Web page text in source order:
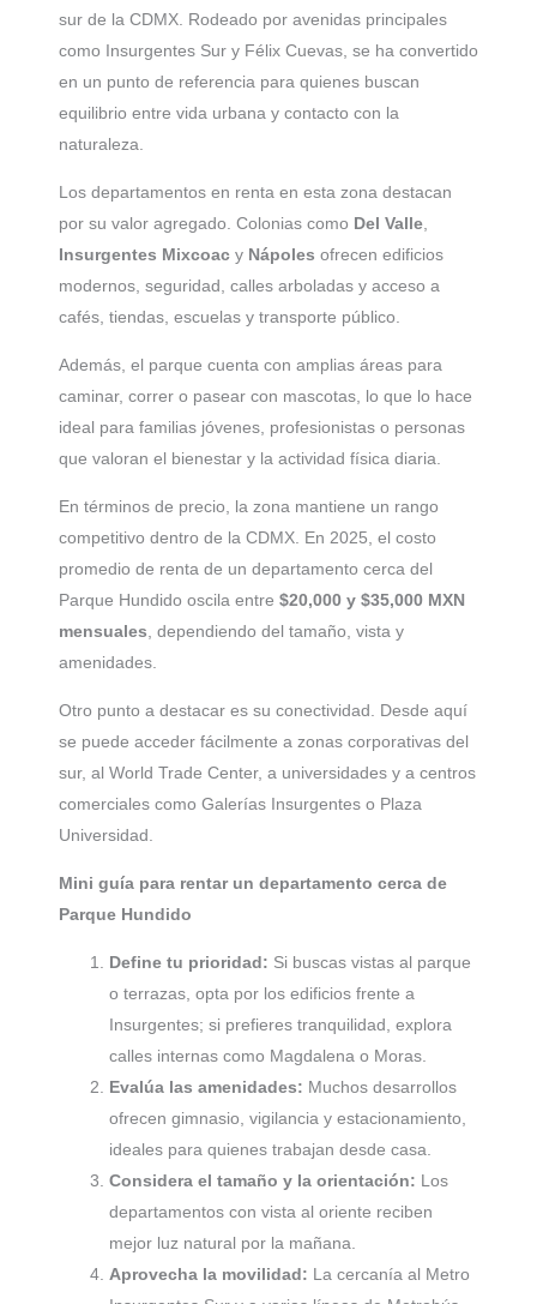
sur de la CDMX. Rodeado por avenidas principales
como Insurgentes Sur y Félix Cuevas, se ha convertido
en un punto de referencia para quienes buscan
equilibrio entre vida urbana y contacto con la
naturaleza.
Los departamentos en renta en esta zona destacan
por su valor agregado. Colonias como Del Valle,
Insurgentes Mixcoac y Nápoles ofrecen edificios
modernos, seguridad, calles arboladas y acceso a
cafés, tiendas, escuelas y transporte público.
Además, el parque cuenta con amplias áreas para
caminar, correr o pasear con mascotas, lo que lo hace
ideal para familias jóvenes, profesionistas o personas
que valoran el bienestar y la actividad física diaria.
En términos de precio, la zona mantiene un rango
competitivo dentro de la CDMX. En 2025, el costo
promedio de renta de un departamento cerca del
Parque Hundido oscila entre $20,000 y $35,000 MXN
mensuales, dependiendo del tamaño, vista y
amenidades.
Otro punto a destacar es su conectividad. Desde aquí
se puede acceder fácilmente a zonas corporativas del
sur, al World Trade Center, a universidades y a centros
comerciales como Galerías Insurgentes o Plaza
Universidad.
Mini guía para rentar un departamento cerca de
Parque Hundido
Define tu prioridad: Si buscas vistas al parque
o terrazas, opta por los edificios frente a
Insurgentes; si prefieres tranquilidad, explora
calles internas como Magdalena o Moras.
Evalúa las amenidades: Muchos desarrollos
ofrecen gimnasio, vigilancia y estacionamiento,
ideales para quienes trabajan desde casa.
Considera el tamaño y la orientación: Los
departamentos con vista al oriente reciben
mejor luz natural por la mañana.
Aprovecha la movilidad: La cercanía al Metro